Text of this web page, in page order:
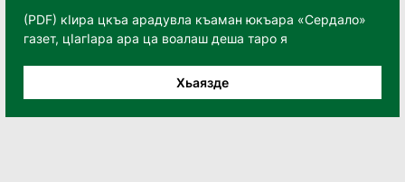
(PDF) кӀира цкъа арадувла къаман юкъара «Сердало»
газет, цӀагӀара ара ца воалаш деша таро я
Хьаязде